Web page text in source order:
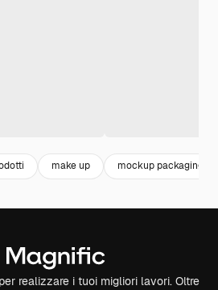
make up mockup packaging
realizzare i tuoi migliori lavori. Oltre